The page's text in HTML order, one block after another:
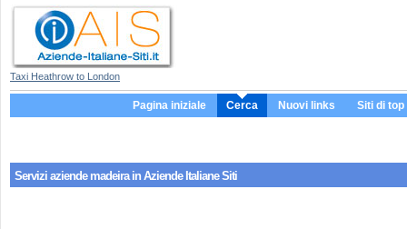
Taxi Heathrow to London
Pagina iniziale Cerca Nuovi links Siti di top
Servizi aziende madeirain Aziende Italiane Siti